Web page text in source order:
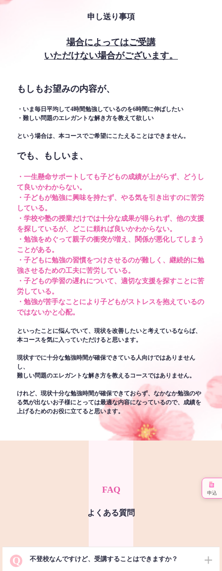
申し送り事項
場合によってはご受講
いただけない場合がございます。
もしもお望みの内容が、
・いま毎日平均して4時間勉強しているのを6時間に伸ばしたい
・難しい問題のエレガントな解き方を教えて欲しい
という場合は、本コースでご希望にこたえることはできません。
でも、もしいま、
・一生懸命サポートしても子どもの成績が上がらず、どうし
て良いかわからない。
・子どもが勉強に興味を持たず、やる気を引き出すのに苦労
している。
・学校や塾の授業だけでは十分な成果が得られず、他の支援
を探しているが、どこに頼れば良いかわからない。
・勉強をめぐって親子の衝突が増え、関係が悪化してしまう
ことがある。
・子どもに勉強の習慣をつけさせるのが難しく、継続的に勉
強させるための工夫に苦労している。
・子どもの学習の遅れについて、適切な支援を探すことに苦
労している。
・勉強が苦手なことにより子どもがストレスを抱えているの
ではないかと心配。
といったことに悩んでいて、現状を改善したいと考えているならば、
本コースを気に入っていただけると思います。
現状すでに十分な勉強時間が確保できている人向けではありません
し、
難しい問題のエレガントな解き方を教えるコースではありません。
けれど、現状十分な勉強時間が確保できておらず、なかなか勉強のや
る気が出ないお子様にとっては最適な内容になっているので、成績を
上げるためのお役に立てると思います。
FAQ
よくある質問
Q 不登校なんですけど、受講することはできますか？
申込